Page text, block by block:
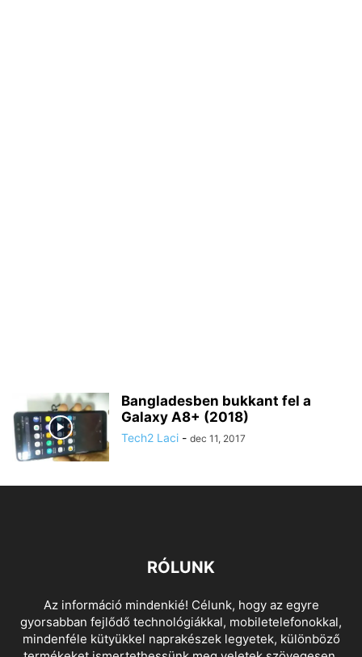
Bangladesben bukkant fel a
Galaxy A8+ (2018)
Tech2 Laci - dec 11, 2017
RÓLUNK
Az információ mindenkié! Célunk, hogy az egyre
gyorsabban fejlődő technológiákkal, mobiletelefonokkal,
mindenféle kütyükkel naprakészek legyetek, különböző